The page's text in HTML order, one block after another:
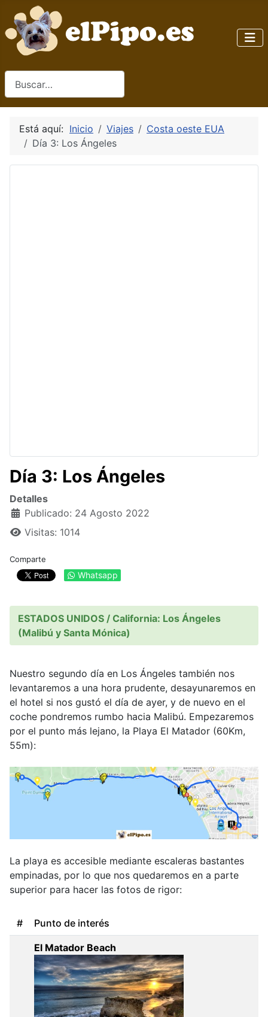
Está aquí: Inicio Viajes
Costa oeste EUA
Día 3: Los Ángeles
Día 3: Los Ángeles
Detalles
Publicado: 24 Agosto 2022
Visitas: 1014
Comparte
Whatsapp
ESTADOS UNIDOS / California: Los Ángeles
(Malibú y Santa Mónica)
Nuestro segundo día en Los Ángeles también nos
levantaremos a una hora prudente, desayunaremos en
el hotel si nos gustó el día de ayer, y de nuevo en el
coche pondremos rumbo hacia Malibú. Empezaremos
por el punto más lejano, la Playa El Matador (60Km,
55m):
La playa es accesible mediante escaleras bastantes
empinadas, por lo que nos quedaremos en a parte
superior para hacer las fotos de rigor:
# Punto de interés
El Matador Beach